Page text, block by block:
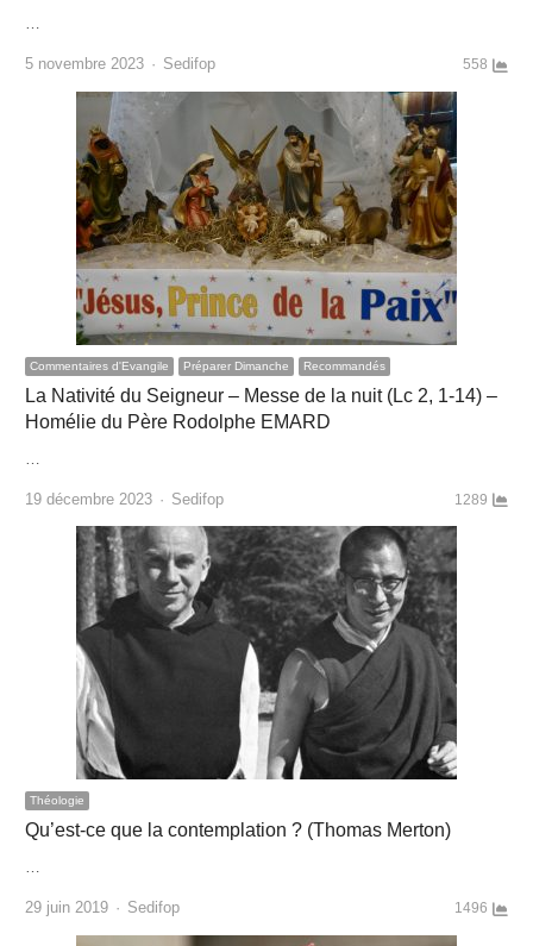
5 novembre 2023 Author
Sedifop 558
Commentaires d'Evangile Préparer Dimanche Recommandés
La Nativité du Seigneur – Messe de la nuit (Lc 2, 1-14) –
Homélie du Père Rodolphe EMARD
19 décembre 2023 Author
Sedifop 1289
Théologie
Qu’est-ce que la contemplation ? (Thomas Merton)
…
29 juin 2019 Author
Sedifop 1496